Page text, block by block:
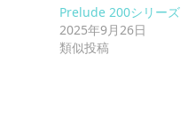
Prelude 200シリーズ
2025年9月26日
類似投稿